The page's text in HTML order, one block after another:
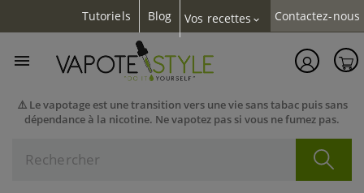
Tutoriels Blog Vos recettes expand_more Contactez-nous
⚠️ Le vapotage est une transition vers une vie sans tabac puis sans
dépendance à la nicotine. Ne vapotez pas si vous ne fumez pas.
